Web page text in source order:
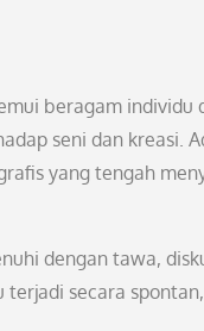
beragam
seni dan kreasi.
yang tengah
dengan tawa,
secara